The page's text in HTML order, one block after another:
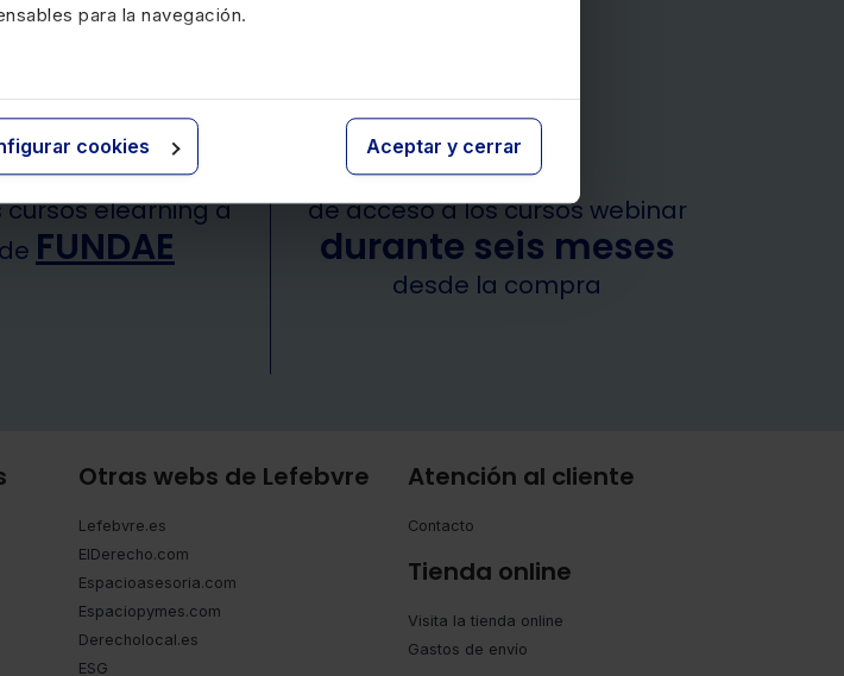
para la navegación.
cookies Aceptar y cerrar
del 90%
elearning a
FUNDAE
Garantía
de acceso a los cursos webinar
durante seis meses
desde la compra
Otras webs de Lefebvre
Lefebvre.es
ElDerecho.com
Espacioasesoria.com
Espaciopymes.com
Derecholocal.es
ESG
Atención al cliente
Contacto
Tienda online
Visita la tienda online
Gastos de envío